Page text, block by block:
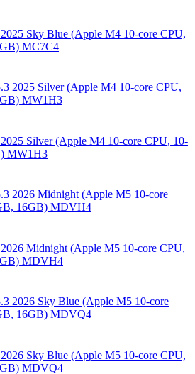
Sky Blue (Apple M4 10-core CPU,
MC7C4
Silver (Apple M4 10-core CPU, 10-
MW1H3
Midnight (Apple M5 10-core CPU,
MDVH4
Sky Blue (Apple M5 10-core CPU,
MDVQ4